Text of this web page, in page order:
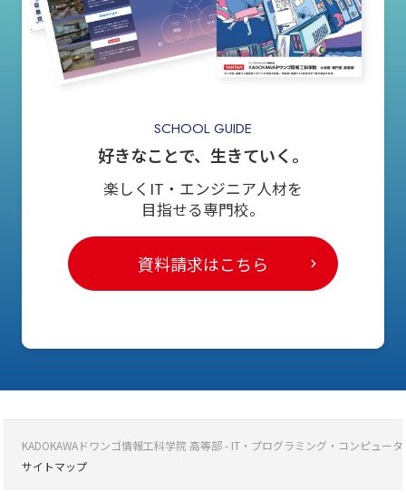
SCHOOL GUIDE
好きなことで、生きていく。
楽しくIT・エンジニア人材を
目指せる専門校。
資料請求はこちら
KADOKAWAドワンゴ情報工科学院 高等部 - IT・プログラミング・コンピュー
サイトマップ